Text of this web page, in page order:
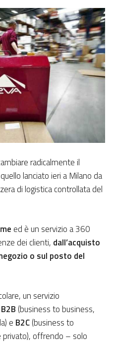
radicalmente il
quello lanciato ieri a Milano da
di logistica controllata del
ed è un servizio a 360
dei clienti, dall’acquisto
o sul posto del
un servizio
(business tobusiness,
e B2C(business to
privato), offrendo – solo